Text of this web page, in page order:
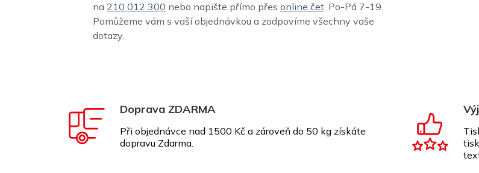
na 210 012 300 nebo napište přímo přes online čet, Po-Pá 7-19.
Pomůžeme vám s vaší objednávkou a zodpovíme všechny vaše
dotazy.
Doprava ZDARMA
Při objednávce nad 1500 Kč a zároveň do 50 kg získáte
dopravu Zdarma.